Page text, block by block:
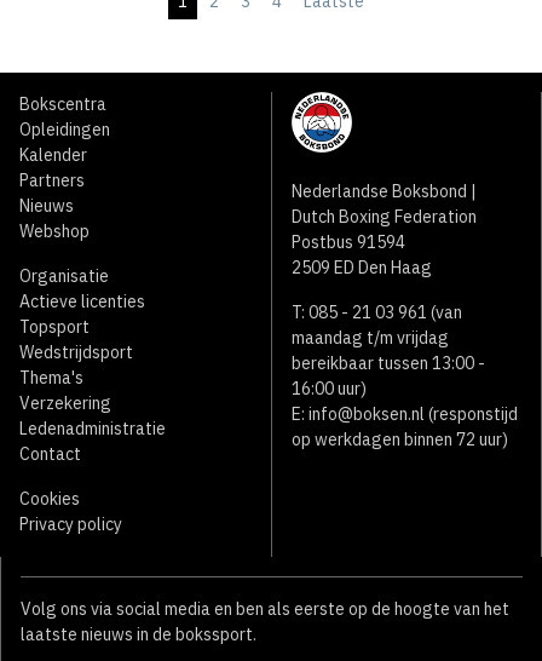
Bokscentra
Opleidingen
Kalender
Partners
Nieuws
Webshop
Organisatie
Actieve licenties
Topsport
Wedstrijdsport
Thema's
Verzekering
Ledenadministratie
Contact
Cookies
Privacy policy
Nederlandse Boksbond |
Dutch Boxing Federation
Postbus 91594
2509 ED Den Haag
T: 085 - 21 03 961 (van
maandag t/m vrijdag
bereikbaar tussen 13:00 -
16:00 uur)
E: info@boksen.nl (responstijd
op werkdagen binnen 72 uur)
Volg ons via social media en ben als eerste op de hoogte van het
laatste nieuws in de bokssport.